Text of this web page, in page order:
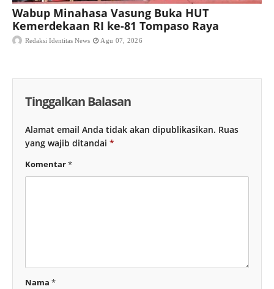
Wabup Minahasa Vasung Buka HUT
Kemerdekaan RI ke-81 Tompaso Raya
Redaksi Identitas News Agu 07, 2026
Tinggalkan Balasan
Alamat email Anda tidak akan dipublikasikan. Ruas
yang wajib ditandai *
Komentar*
Nama *